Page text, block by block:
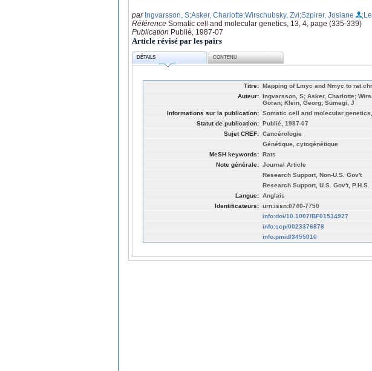
par Ingvarsson, S;Asker, Charlotte;Wirschubsky, Zvi;Szpirer, Josiane
Référence Somatic cell and molecular genetics, 13, 4, page (335-339)
Publication Publié, 1987-07
Article révisé par les pairs
DÉTAILS CONTENU
Titre: Mapping of Lmyc and Nmyc to rat
Auteur: Ingvarsson, S; Asker, Charlotte;
Göran; Klein, Georg; Sümegi, J
Informations sur la publication: Somatic cell and molecular
Statut de publication: Publié, 1987-07
Sujet CREF: Cancérologie
Génétique, cytogénétique
MeSH keywords: Rats
Note générale: Journal Article
Research Support, Non-U.S. Gov't
Research Support, U.S. Gov't, P.H.S.
Langue: Anglais
Identificateurs: urn:issn:0740-7750
info:doi/10.1007/BF01534927
info:scp/0023376878
info:pmid/3455010